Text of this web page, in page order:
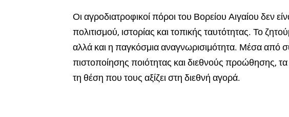
Οι αγροδιατροφικοί πόροι του Βορείου Αιγαίου δεν
πολιτισμού, ιστορίας και τοπικής ταυτότητας. Το
αλλά και η παγκόσμια αναγνωρισιμότητα. Μέσα από
πιστοποίησης ποιότητας και διεθνούς προώθησης,
τη θέση που τους αξίζει στη διεθνή αγορά.